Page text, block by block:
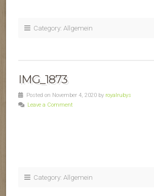
Category: Allgemein
IMG_1873
Posted on November 4, 2020 by royalrubys
Leave a Comment
Category: Allgemein